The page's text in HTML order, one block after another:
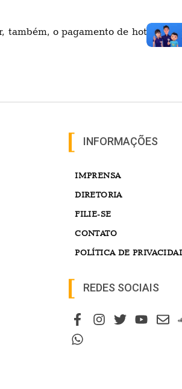
também, o pagamento de hotel e
INFORMAÇÕES
IMPRENSA
DIRETORIA
FILIE-SE
CONTATO
POLÍTICA DE
REDES SOCIAIS